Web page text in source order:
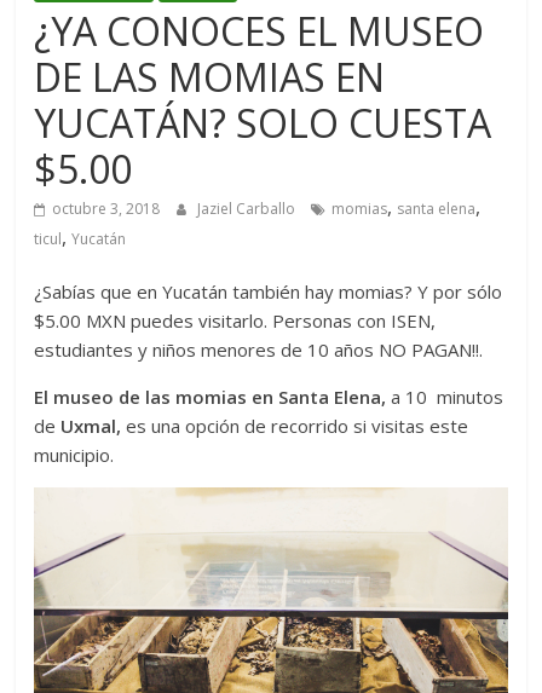
¿YA CONOCES EL MUSEO
DE LAS MOMIAS EN
YUCATÁN? SOLO CUESTA
$5.00
octubre 3, 2018 Jaziel Carballo momias, santa elena,
ticul,Yucatán
¿Sabías que en Yucatán también hay momias? Y por sólo
$5.00 MXN puedes visitarlo. Personas con ISEN,
estudiantes y niños menores de 10 años NO PAGAN!!.
El museo de las momias en Santa Elena, a 10 minutos
de Uxmal, es una opción de recorrido si visitas este
municipio.